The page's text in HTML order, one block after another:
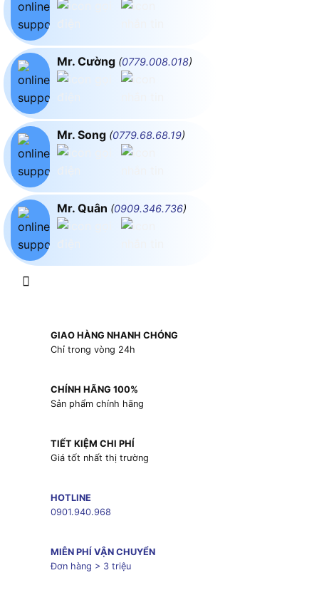
Mr. Cường (0779.008.018)
Mr. Song (0779.68.68.19)
Mr. Quân (0909.346.736)
GIAO HÀNG NHANH CHÓNG
Chỉ trong vòng 24h
CHÍNH HÃNG 100%
Sản phẩm chính hãng
TIẾT KIỆM CHI PHÍ
Giá tốt nhất thị trường
HOTLINE
0901.940.968
MIỄN PHÍ VẬN CHUYỂN
Đơn hàng > 3 triệu